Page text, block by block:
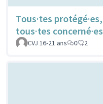
Tous·tes protégé·es,
tous·tes concerné·es
CVJ 16-21 ans
0 2